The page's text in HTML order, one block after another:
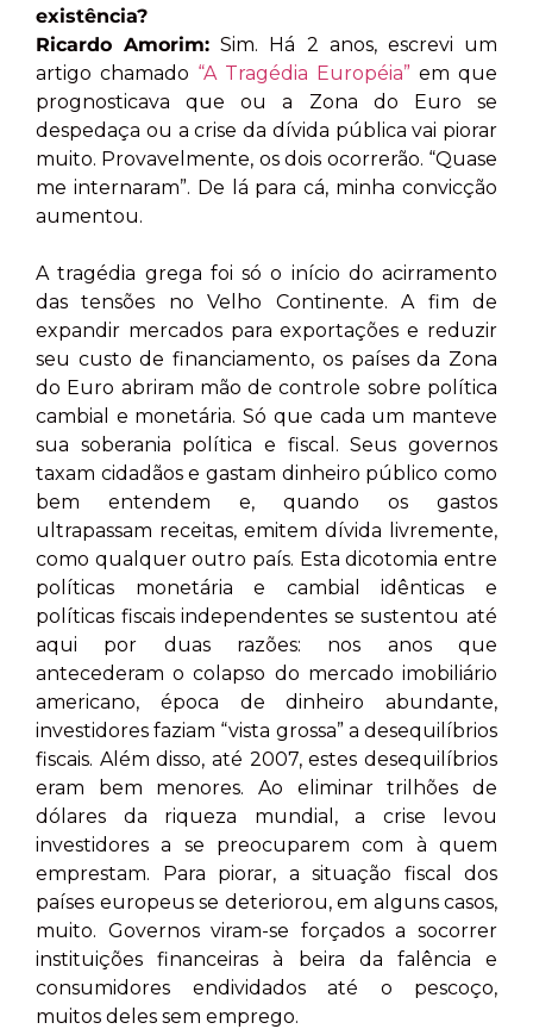
existência?
Ricardo Amorim: Sim. Há 2 anos, escrevi um
artigo chamado “A Tragédia Européia” em que
prognosticava que ou a Zona do Euro se
despedaça ou a crise da dívida pública vai piorar
muito. Provavelmente, os dois ocorrerão. “Quase
me internaram”. De lá para cá, minha convicção
aumentou.
A tragédia grega foi só o início do acirramento
das tensões no Velho Continente. A fim de
expandir mercados para exportações e reduzir
seu custo de financiamento, os países da Zona
do Euro abriram mão de controle sobre política
cambial e monetária. Só que cada um manteve
sua soberania política e fiscal. Seus governos
taxam cidadãos e gastam dinheiro público como
bem entendem e, quando os gastos
ultrapassam receitas, emitem dívida livremente,
como qualquer outro país. Esta dicotomia entre
políticas monetária e cambial idênticas e
políticas fiscais independentes se sustentou até
aqui por duas razões: nos anos que
antecederam o colapso do mercado imobiliário
americano, época de dinheiro abundante,
investidores faziam “vista grossa” a desequilíbrios
fiscais. Além disso, até 2007, estes desequilíbrios
eram bem menores. Ao eliminar trilhões de
dólares da riqueza mundial, a crise levou
investidores a se preocuparem com à quem
emprestam. Para piorar, a situação fiscal dos
países europeus se deteriorou, em alguns casos,
muito. Governos viram-se forçados a socorrer
instituições financeiras à beira da falência e
consumidores endividados até o pescoço,
muitos deles sem emprego.